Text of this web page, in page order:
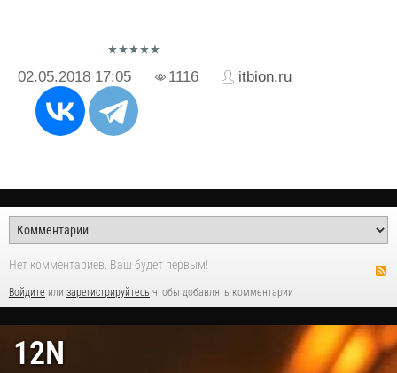
02.05.2018 17:05 1116 itbion.ru
Нет комментариев. Ваш будет первым!
Войдите или зарегистрируйтесь чтобы добавлять комментарии
12N